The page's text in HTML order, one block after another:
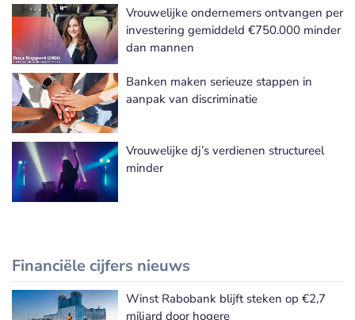
Vrouwelijke ondernemers ontvangen per
investering gemiddeld €750.000 minder
dan mannen
Banken maken serieuze stappen in
aanpak van discriminatie
Vrouwelijke dj’s verdienen structureel
minder
Financiële cijfers nieuws
Meer Financiële cijfers nieuws
Winst Rabobank blijft steken op €2,7
miljard door hogere